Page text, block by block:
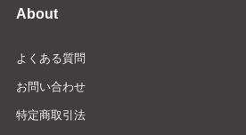
About
よくある質問
お問い合わせ
特定商取引法